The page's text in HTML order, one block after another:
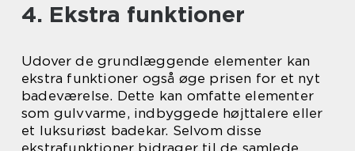
4. Ekstra funktioner
Udover de grundlæggende elementer kan
ekstra funktioner også øge prisen for et nyt
badeværelse. Dette kan omfatte elementer
som gulvvarme, indbyggede højttalere eller
et luksuriøst badekar. Selvom disse